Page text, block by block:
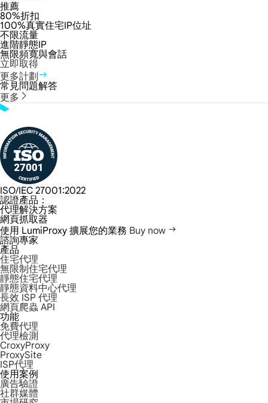
推薦
80%折扣
100%真實住宅IP位址
不限流量
進階靜態IP
無限頻寬與會話
立即取得
更多計劃
常見問題解答
更多
ISO/IEC 27001:2022
認證產品：
代理解決方案
網頁抓取器
使用 LumiProxy 擴展您的業務 Buy now
諮詢專家
產品
住宅代理
無限制住宅代理
靜態住宅代理
靜態資料中心代理
長效 ISP 代理
網頁爬蟲 API
功能
免費代理
代理檢測
CroxyProxy
ProxySite
ISP代理
使用案例
廣告驗證
社群媒體